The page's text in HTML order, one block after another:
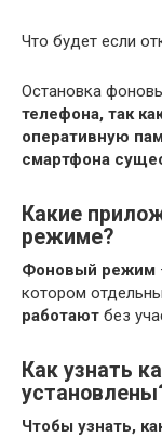
Что будет если
Остановка
телефона, так
оперативную
смартфона
Какие
режиме?
Фоновый режим
котором
работают без
Как узнать
Чтобы узнать,